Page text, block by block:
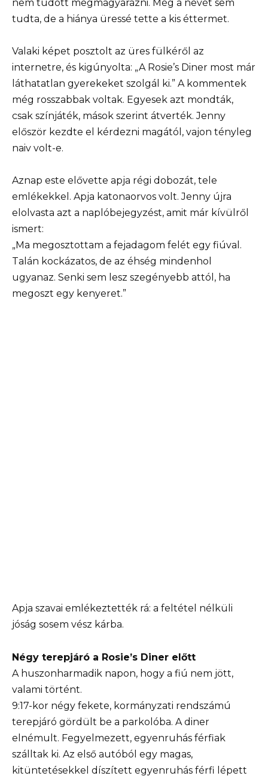
nem tudott megmagyarázni. Még a nevét sem
tudta, de a hiánya üressé tette a kis éttermet.
Valaki képet posztolt az üres fülkéről az
internetre, és kigúnyolta: „A Rosie’s Diner most már
láthatatlan gyerekeket szolgál ki.” A kommentek
még rosszabbak voltak. Egyesek azt mondták,
csak színjáték, mások szerint átverték. Jenny
először kezdte el kérdezni magától, vajon tényleg
naiv volt-e.
Aznap este elővette apja régi dobozát, tele
emlékekkel. Apja katonaorvos volt. Jenny újra
elolvasta azt a naplóbejegyzést, amit már kívülről
ismert:
„Ma megosztottam a fejadagom felét egy fiúval.
Talán kockázatos, de az éhség mindenhol
ugyanaz. Senki sem lesz szegényebb attól, ha
megoszt egy kenyeret.”
Apja szavai emlékeztették rá: a feltétel nélküli
jóság sosem vész kárba.
Négy terepjáró a Rosie’s Diner előtt
A huszonharmadik napon, hogy a fiú nem jött,
valami történt.
9:17-kor négy fekete, kormányzati rendszámú
terepjáró gördült be a parkolóba. A diner
elnémult. Fegyelmezett, egyenruhás férfiak
szálltak ki. Az első autóból egy magas,
kitüntetésekkel díszített egyenruhás férfi lépett